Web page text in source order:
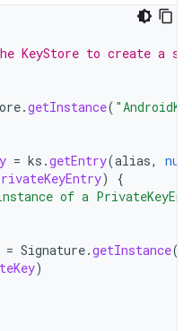
KeyStore to create a
.getInstance(
= ks .getEntry(alias,
)
{
of a
= Signature.getInstance(
)